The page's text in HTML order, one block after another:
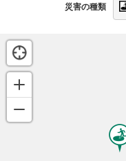
災害の種類